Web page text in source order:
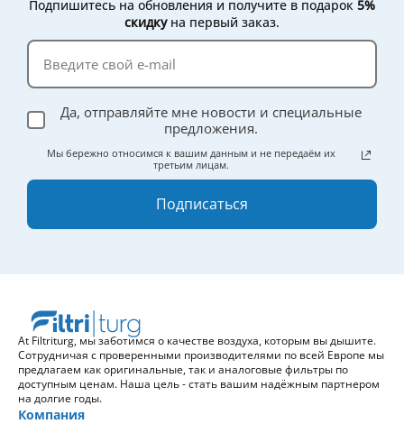
Подпишитесь на обновления и получите в подарок 5%
скидкуна первый заказ.
Да, отправляйте мне новости и специальные
предложения.
Мы бережно относимся к вашим данным и не передаём их
третьим лицам.
Подписаться
At Filtriturg, мы заботимся о качестве воздуха, которым вы дышите.
Сотрудничая с проверенными производителями по всей Европе мы
предлагаем как оригинальные, так и аналоговые фильтры по
доступным ценам. Наша цель - стать вашим надёжным партнером
на долгие годы.
Компания